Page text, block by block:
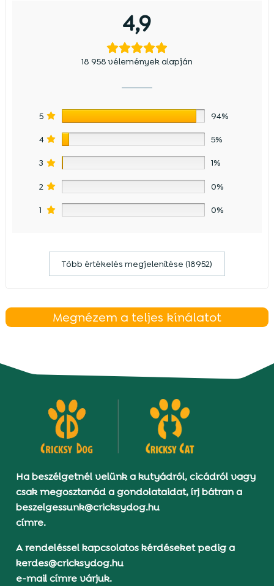
4,9
18 958 vélemények alapján
5 94%
4 5%
3 1%
2 0%
1 0%
Több értékelés megjelenítése (18952)
Megnézem a teljes kínálatot
Ha beszélgetnél velünk a kutyádról, cicádról vagy
csak megosztanád a gondolataidat, írj bátran a
beszelgessunk@cricksydog.hu
címre.
A rendeléssel kapcsolatos kérdéseket pedig a
kerdes@cricksydog.hu
e-mail címre várjuk.